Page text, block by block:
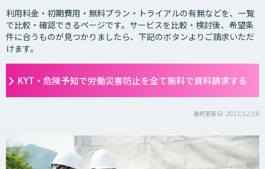
利用料金・初期費用・無料プラン・トライアルの有無などを、一覧
で比較・確認できるページです。サービスを比較・検討後、希望条
件に合うものが見つかりましたら、下記のボタンよりご請求いただ
けます。
KYT・危険予知で労働災害防止を全て無料で資料請求する
最終更新日: 2023/12/26